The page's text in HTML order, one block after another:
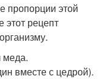
пропорции этой
рецепт
меда.
вместе с цедрой).